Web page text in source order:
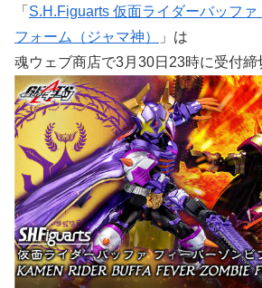
「 S.H.Figuarts 仮面ライダーバッフ
フォーム（ジャマ神）
」は
魂ウェブ商店で3月30日23時に受付